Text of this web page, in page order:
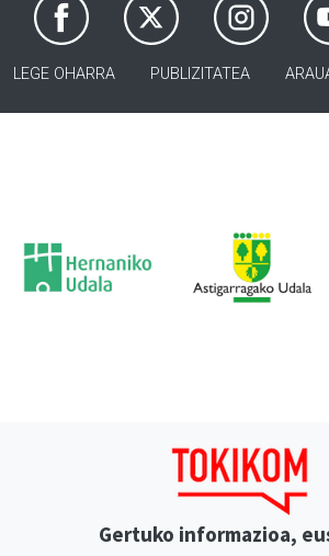
LEGE OHARRA PUBLIZITATEA
Gertuko informazioa,